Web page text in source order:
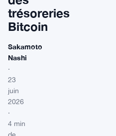
trésoreries
Bitcoin
Sakamoto
Nashi
·
23
juin
2026
·
4 min